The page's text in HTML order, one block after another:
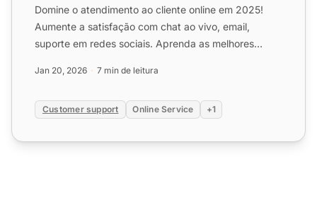
Domine o atendimento ao cliente online em 2025!
Aumente a satisfação com chat ao vivo, email,
suporte em redes sociais. Aprenda as melhores
Jan 20, 2026 7 min de leitura
Customer support Online Service +1